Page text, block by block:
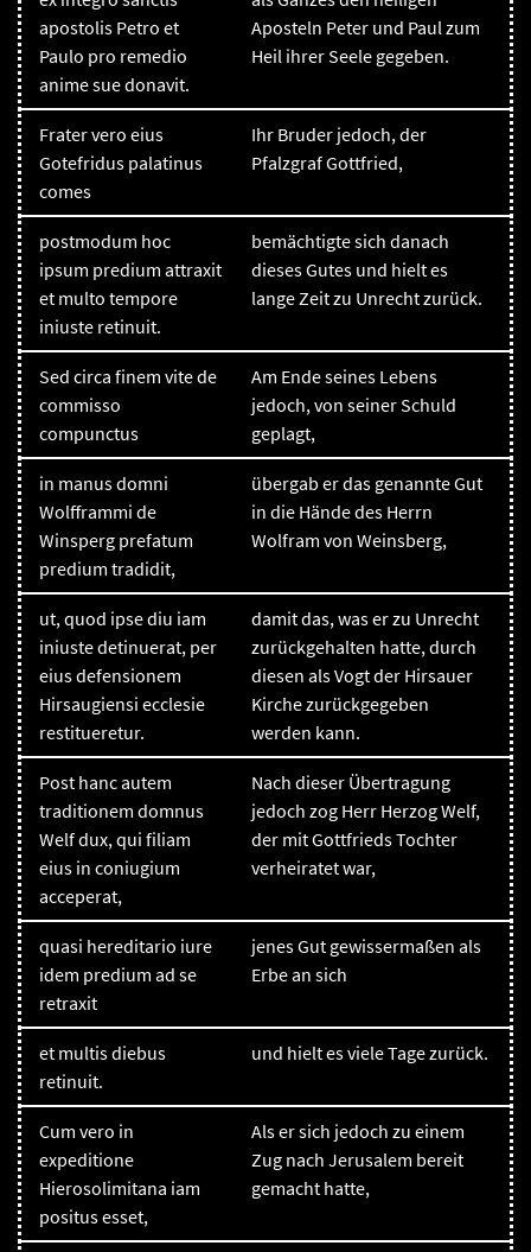
apostolis Petro et
Paulo pro remedio
anime sue donavit.
Aposteln Peter und Paul zum
Heil ihrer Seele gegeben.
Frater vero eius
Gotefridus palatinus
comes
Ihr Bruder jedoch, der
Pfalzgraf Gottfried,
postmodum hoc
ipsum predium attraxit
et multo tempore
iniuste retinuit.
bemächtigte sich danach
dieses Gutes und hielt es
lange Zeit zu Unrecht zurück.
Sed circa finem vite de
commisso
compunctus
Am Ende seines Lebens
jedoch, von seiner Schuld
geplagt,
in manus domni
Wolfframmi de
Winsperg prefatum
predium tradidit,
übergab er das genannte Gut
in die Hände des Herrn
Wolfram von Weinsberg,
ut, quod ipse diu iam
iniuste detinuerat, per
eius defensionem
Hirsaugiensi ecclesie
restitueretur.
damit das, was er zu Unrecht
zurückgehalten hatte, durch
diesen als Vogt der Hirsauer
Kirche zurückgegeben
werden kann.
Post hanc autem
traditionem domnus
Welf dux, qui filiam
eius in coniugium
acceperat,
Nach dieser Übertragung
jedoch zog Herr Herzog Welf,
der mit Gottfrieds Tochter
verheiratet war,
quasi hereditario iure
idem predium ad se
retraxit
jenes Gut gewissermaßen als
Erbe an sich
et multis diebus
retinuit.
und hielt es viele Tage zurück.
Cum vero in
expeditione
Hierosolimitana iam
positus esset,
Als er sich jedoch zu einem
Zug nach Jerusalem bereit
gemacht hatte,